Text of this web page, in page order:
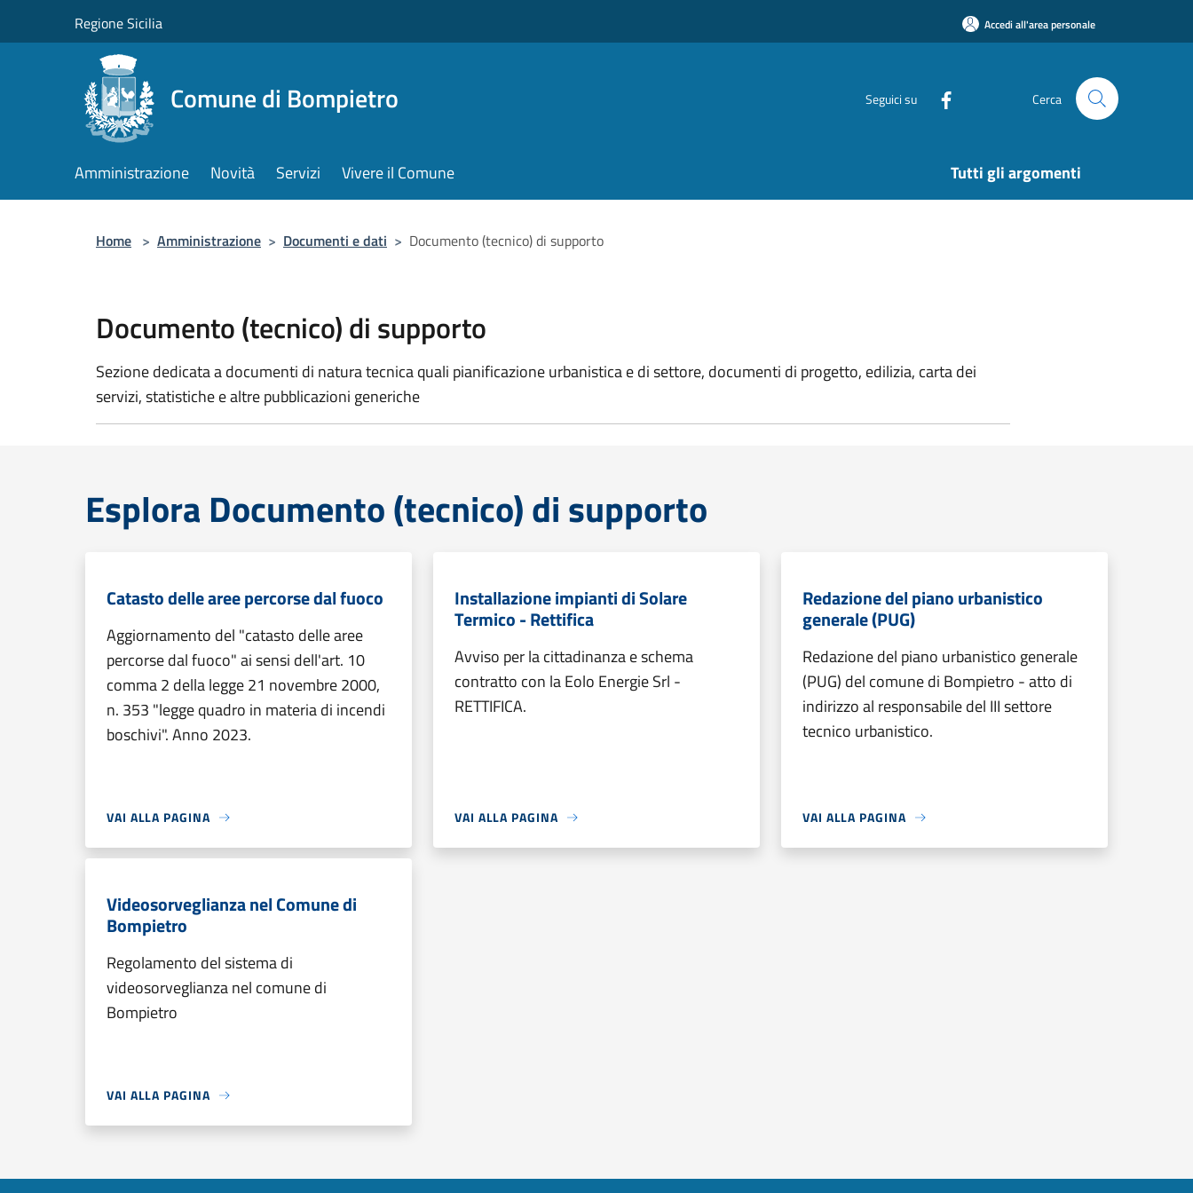
Regione Sicilia Accedi all'area personale
Comune di Bompietro Seguici su Cerca
Amministrazione Novità Servizi Vivere il Comune Tutti gli argomenti
Home > Amministrazione > Documenti e dati > Documento (tecnico) di supporto
Documento (tecnico) di supporto
Sezione dedicata a documenti di natura tecnica quali pianificazione urbanistica e di settore, documenti di progetto, edilizia, carta dei
servizi, statistiche e altre pubblicazioni generiche
Esplora Documento (tecnico) di supporto
Catasto delle aree percorse dal fuoco
Aggiornamento del "catasto delle aree
percorse dal fuoco" ai sensi dell'art. 10
comma 2 della legge 21 novembre 2000,
n. 353 "legge quadro in materia di incendi
boschivi". Anno 2023.
VAI ALLA PAGINA
Installazione impianti di Solare
Termico - Rettifica
Avviso per la cittadinanza e schema
contratto con la Eolo Energie Srl -
RETTIFICA.
VAI ALLA PAGINA
Redazione del piano urbanistico
generale (PUG)
Redazione del piano urbanistico generale
(PUG) del comune di Bompietro - atto di
indirizzo al responsabile del III settore
tecnico urbanistico.
VAI ALLA PAGINA
Videosorveglianza nel Comune di
Bompietro
Regolamento del sistema di
videosorveglianza nel comune di
Bompietro
VAI ALLA PAGINA